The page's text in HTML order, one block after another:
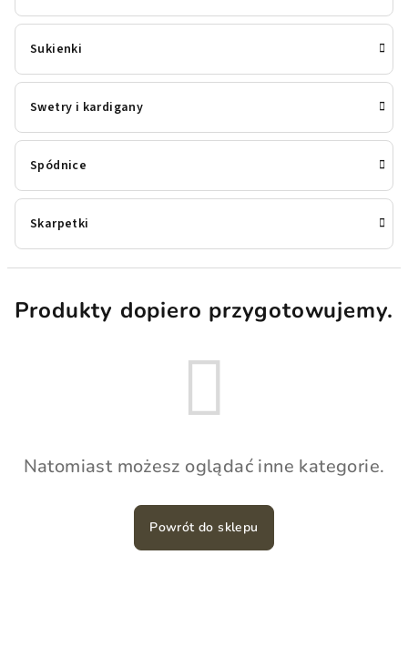
Sukienki
Swetry i kardigany
Spódnice
Skarpetki
Produkty dopiero przygotowujemy.
Natomiast możesz oglądać inne kategorie.
Powrót do sklepu